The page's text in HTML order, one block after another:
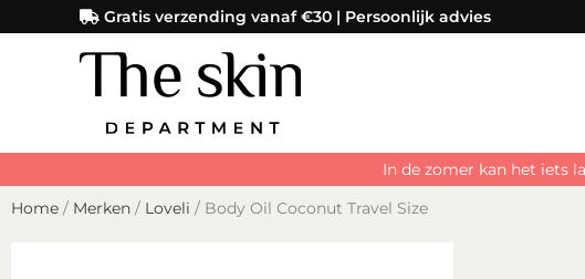
naar
Gratis verzending vanaf €30 | Persoonlijk advies
In de zomer kan het iets
Home / Merken / Loveli / Body Oil Coconut Travel Size